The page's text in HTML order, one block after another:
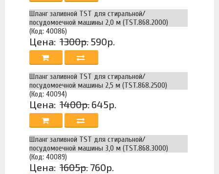
Шланг заливной TST для стиральной/
посудомоечной машины 2,0 м (TST.868.2000)
(Код: 40086)
Цена: 1300р. 590р.
Шланг заливной TST для стиральной/
посудомоечной машины 2,5 м (TST.868.2500)
(Код: 40094)
Цена: 1400р. 645р.
Шланг заливной TST для стиральной/
посудомоечной машины 3,0 м (TST.868.3000)
(Код: 40089)
Цена: 1605р. 760р.